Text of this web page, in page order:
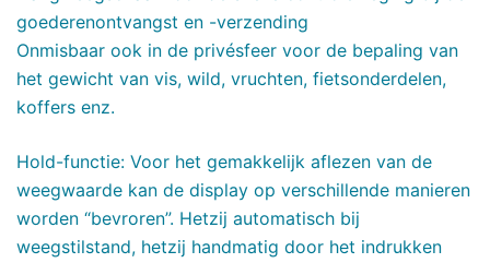
goederenontvangst en -verzending
Onmisbaar ook in de privésfeer voor de bepaling van
het gewicht van vis, wild, vruchten, fietsonderdelen,
koffers enz.
Hold-functie: Voor het gemakkelijk aflezen van de
weegwaarde kan de display op verschillende manieren
worden “bevroren”. Hetzij automatisch bij
weegstilstand, hetzij handmatig door het indrukken